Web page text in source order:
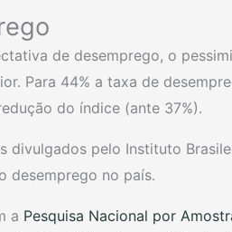
de desemprego, o
Para 44% a taxa de
do índice (ante 37%).
divulgados pelo Instituto
desemprego no país.
a Pesquisa Nacional por